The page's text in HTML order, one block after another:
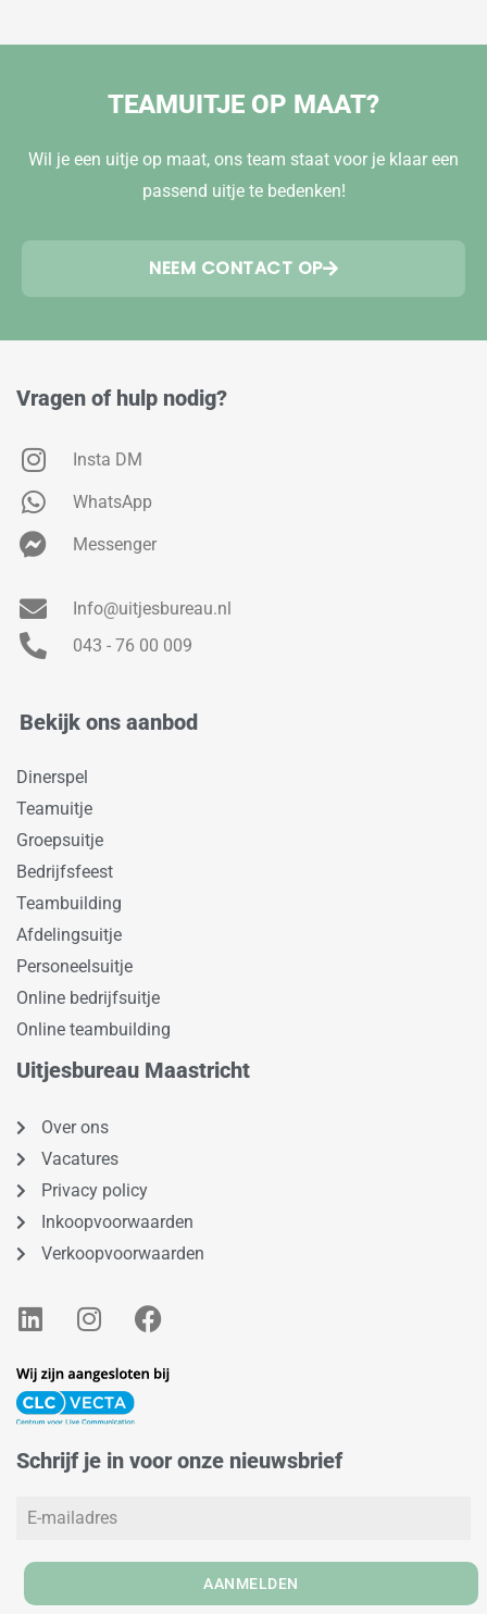
TEAMUITJE OP MAAT?
Wil je een uitje op maat, ons team staat voor je klaar een
passend uitje te bedenken!
NEEM CONTACT OP
Vragen of hulp nodig?
Insta DM
WhatsApp
Messenger
Info@uitjesbureau.nl
043 - 76 00 009
Bekijk ons aanbod
Dinerspel
Teamuitje
Groepsuitje
Bedrijfsfeest
Teambuilding
Afdelingsuitje
Personeelsuitje
Online bedrijfsuitje
Online teambuilding
Uitjesbureau Maastricht
Over ons
Vacatures
Privacy policy
Inkoopvoorwaarden
Verkoopvoorwaarden
L
i
k
e
i
I
n
t
a
r
m
F
a
e
o
Schrijf je in voor onze nieuwsbrief
AANMELDEN